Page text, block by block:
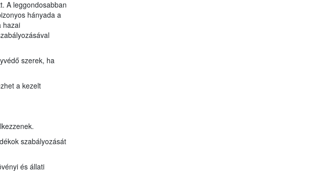
A leggondosabban
hányada a
hazai
szerek, ha
a kezelt
szabályozását
és állati